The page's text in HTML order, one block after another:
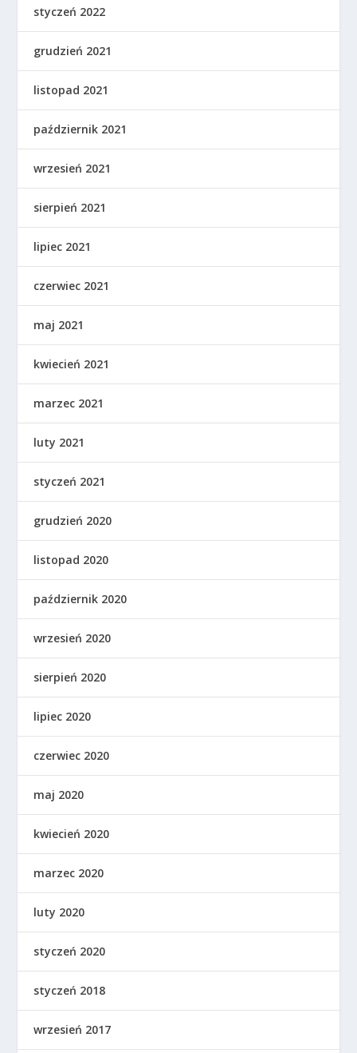
styczeń 2022
grudzień 2021
listopad 2021
październik 2021
wrzesień 2021
sierpień 2021
lipiec 2021
czerwiec 2021
maj 2021
kwiecień 2021
marzec 2021
luty 2021
styczeń 2021
grudzień 2020
listopad 2020
październik 2020
wrzesień 2020
sierpień 2020
lipiec 2020
czerwiec 2020
maj 2020
kwiecień 2020
marzec 2020
luty 2020
styczeń 2020
styczeń 2018
wrzesień 2017